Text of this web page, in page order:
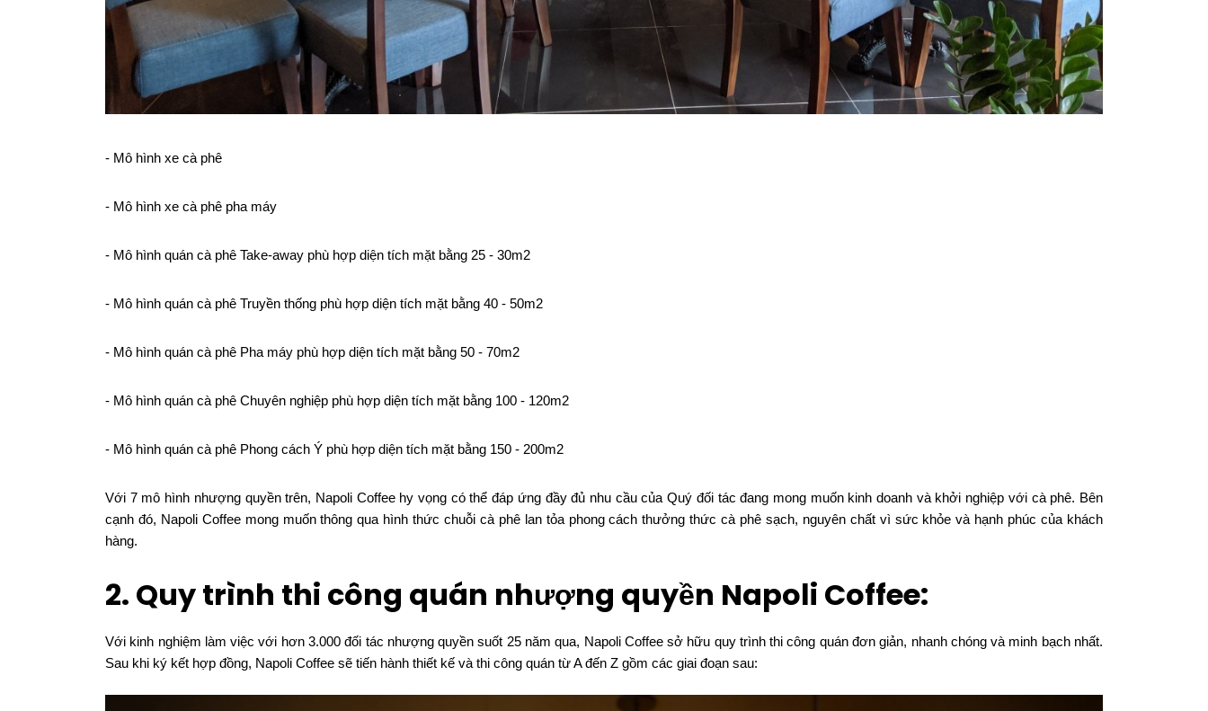
- Mô hình xe cà phê
- Mô hình xe cà phê pha máy
- Mô hình quán cà phê Take-away phù hợp diện tích mặt bằng 25 - 30m2
- Mô hình quán cà phê Truyền thống phù hợp diện tích mặt bằng 40 - 50m2
- Mô hình quán cà phê Pha máy phù hợp diện tích mặt bằng 50 - 70m2
- Mô hình quán cà phê Chuyên nghiệp phù hợp diện tích mặt bằng 100 - 120m2
- Mô hình quán cà phê Phong cách Ý phù hợp diện tích mặt bằng 150 - 200m2
Với 7 mô hình nhượng quyền trên, Napoli Coffee hy vọng có thể đáp ứng đầy đủ nhu cầu của Quý đối tác đang mong muốn kinh doanh và khởi nghiệp với cà phê. Bên
cạnh đó, Napoli Coffee mong muốn thông qua hình thức chuỗi cà phê lan tỏa phong cách thưởng thức cà phê sạch, nguyên chất vì sức khỏe và hạnh phúc của khách
hàng.
2. Quy trình thi công quán nhượng quyền Napoli Coffee:
Với kinh nghiệm làm việc với hơn 3.000 đối tác nhượng quyền suốt 25 năm qua, Napoli Coffee sở hữu quy trình thi công quán đơn giản, nhanh chóng và minh bạch nhất.
Sau khi ký kết hợp đồng, Napoli Coffee sẽ tiến hành thiết kế và thi công quán từ A đến Z gồm các giai đoạn sau: